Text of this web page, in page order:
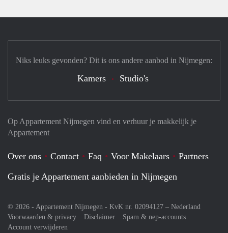
Op Appartement Nijmegen vind en verhuur je makkelijk je
Appartement
Over ons Contact Faq Voor Makelaars
Partners
Gratis je Appartement aanbieden in Nijmegen
© 2026 - Appartement Nijmegen - KvK nr. 02094127 – Nederland
Voorwaarden & privacy
Disclaimer
Spam & nep-accounts
Account verwijderen
Niks leuks gevonden? Dit is ons andere aanbod in Nijmegen:
Kamers Studio's